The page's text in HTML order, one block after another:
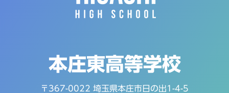
本庄東高等学校
〒367-0022 埼玉県本庄市日の出1-4-5